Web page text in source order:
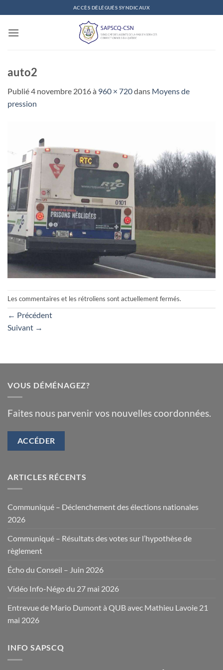
au
contenu
ACCÈS DÉLÉGUÉS SYNDICAUX
auto2
Publié4 novembre 2016à 960 × 720dans Moyens de
pression
Les commentaires et les rétroliens sont actuellement fermés.
← Précédent
Suivant →
VOUS DÉMÉNAGEZ?
Faites nous parvenir vos nouvelles coordonnées.
ACCÉDER
ARTICLES RÉCENTS
Communiqué – Déclenchement des élections nationales
2026
Communiqué – Résultats des votes sur l’hypothèse de
règlement
Écho du Conseil – Juin 2026
Vidéo Info-Négo du 27 mai 2026
Entrevue de Mario Dumont à QUB avec Mathieu Lavoie 21
mai 2026
INFO SAPSCQ